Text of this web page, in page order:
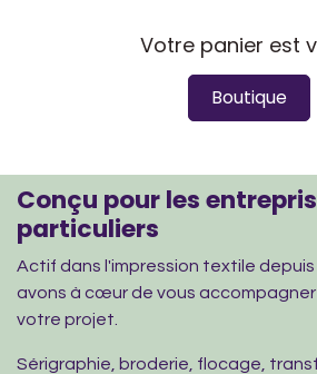
Votre panier est
Boutique
Conçu pour les
particuliers
Actif dans l'impression textile depuis
avons à cœur de vous accompagner
votre projet.
Sérigraphie, broderie, flocage,